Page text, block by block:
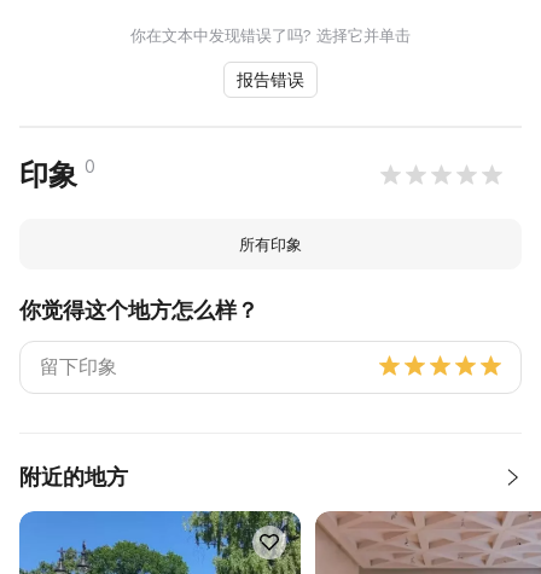
你在文本中发现错误了吗? 选择它并单击
报告错误
印象 0
所有印象
你觉得这个地方怎么样？
附近的地方